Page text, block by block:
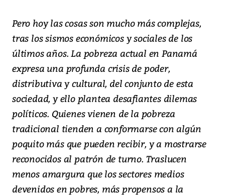
Pero hoy las cosas son mucho más complejas,
tras los sismos económicos y sociales de los
últimos años. La pobreza actual en Panamá
expresa una profunda crisis de poder,
distributiva y cultural, del conjunto de esta
sociedad, y ello plantea desafiantes dilemas
políticos. Quienes vienen de la pobreza
tradicional tienden a conformarse con algún
poquito más que pueden recibir, y a mostrarse
reconocidos al patrón de turno. Traslucen
menos amargura que los sectores medios
devenidos en pobres, más propensos a la